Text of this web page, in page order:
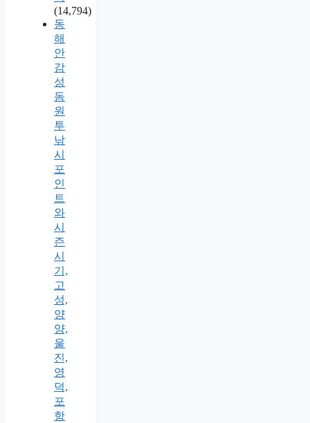
(14,794)
동
해
안
감
성
돔
원
투
낚
시
포
인
트
와
시
즌
시
기,
고
성,
양
양,
울
진,
영
덕,
포
항